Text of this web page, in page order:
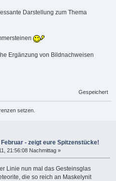
Darstellung zum Thema
Ergänzung von Bildnachweisen
Gespeichert
setzen.
- zeigt eure Spitzenstücke!
21:56:08 Nachmittag »
Linie nun mal das Gesteinsglas
die so reich an Maskelynit